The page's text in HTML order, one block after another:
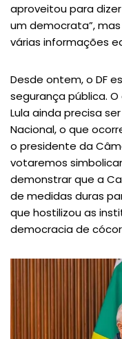
aproveitou para
um democrata”,
várias informações
Desde ontem, o DF
segurança pública.
Lula ainda precisa
Nacional, o que
o presidente da
votaremos
demonstrar que a
de medidas duras
que hostilizou as
democracia de